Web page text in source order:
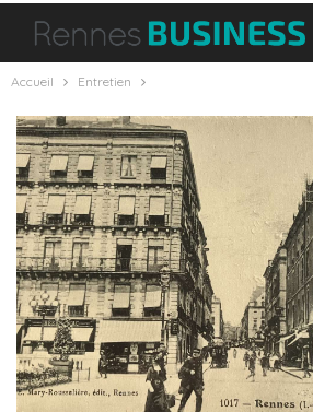
Accueil Entretien